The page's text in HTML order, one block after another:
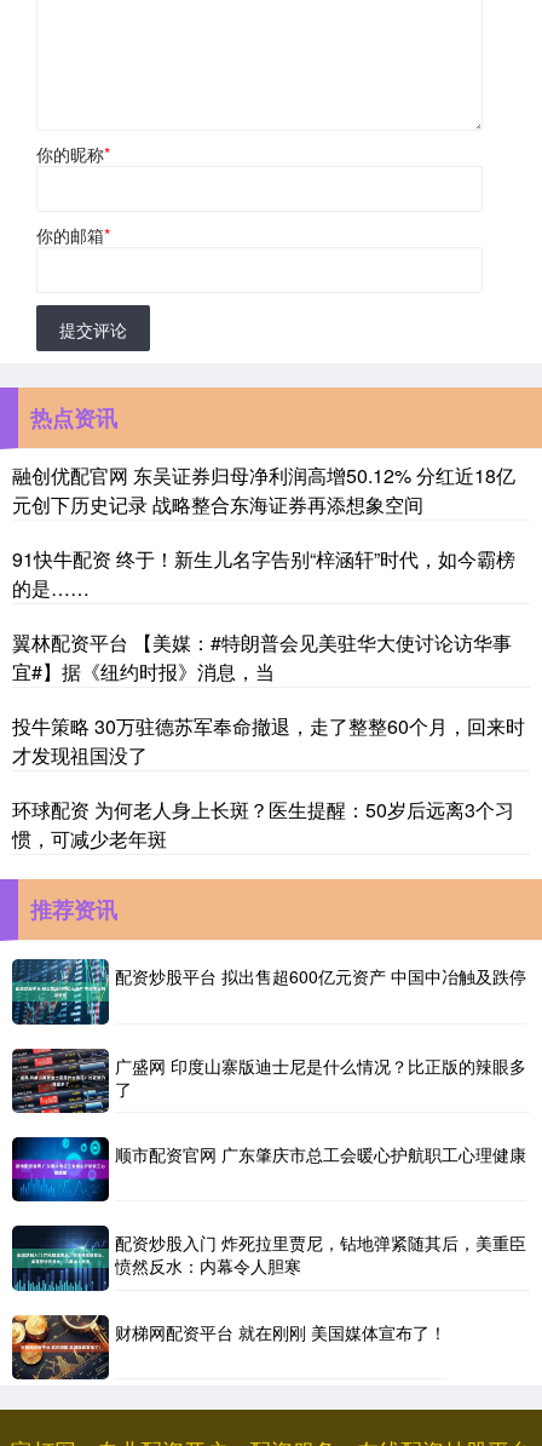
你的昵称*
你的邮箱*
提交评论
热点资讯
融创优配官网 东吴证券归母净利润高增50.12% 分红近18亿
元创下历史记录 战略整合东海证券再添想象空间
91快牛配资 终于！新生儿名字告别“梓涵轩”时代，如今霸榜
的是……
翼林配资平台 【美媒：#特朗普会见美驻华大使讨论访华事
宜#】据《纽约时报》消息，当
投牛策略 30万驻德苏军奉命撤退，走了整整60个月，回来时
才发现祖国没了
环球配资 为何老人身上长斑？医生提醒：50岁后远离3个习
惯，可减少老年斑
推荐资讯
配资炒股平台 拟出售超600亿元资产 中国中冶触及跌停
广盛网 印度山寨版迪士尼是什么情况？比正版的辣眼多
了
顺市配资官网 广东肇庆市总工会暖心护航职工心理健康
配资炒股入门 炸死拉里贾尼，钻地弹紧随其后，美重臣
愤然反水：内幕令人胆寒
财梯网配资平台 就在刚刚 美国媒体宣布了！